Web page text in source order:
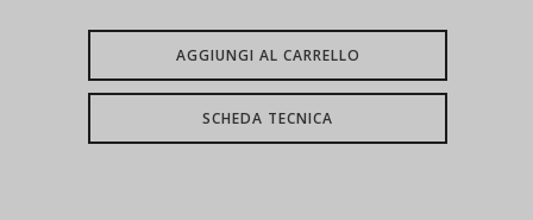
AGGIUNGI AL CARRELLO
SCHEDA TECNICA